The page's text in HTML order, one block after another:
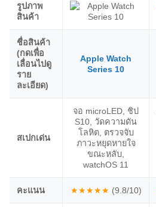
รูปภาพ
สินค้า
ชื่อสินค้า
(กดเพื่อ
เลื่อนไปดู
ราย
ละเอียด)
Apple Watch
Series 10
สเปกเด่น
จอ microLED, ชิป
S10, วัดความดัน
โลหิต, ตรวจจับ
ภาวะหยุดหายใจ
ขณะหลับ,
watchOS 11
คะแนน ★★★★★ (9.8/10)